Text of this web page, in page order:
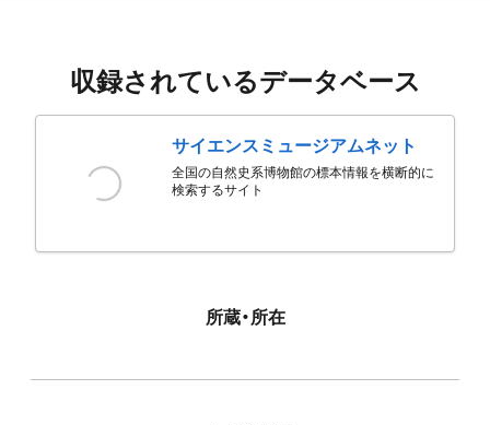
収録されているデータベース
サイエンスミュージアムネット
全国の自然史系博物館の標本情報を横断的に
検索するサイト
所蔵・所在